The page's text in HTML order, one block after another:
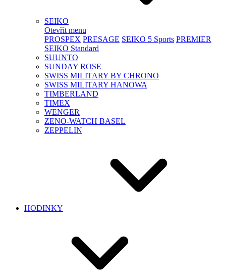
SEIKO
Otevřít menu
PROSPEX PRESAGE SEIKO 5 Sports PREMIER
SEIKO Standard
SUUNTO
SUNDAY ROSE
SWISS MILITARY BY CHRONO
SWISS MILITARY HANOWA
TIMBERLAND
TIMEX
WENGER
ZENO-WATCH BASEL
ZEPPELIN
HODINKY